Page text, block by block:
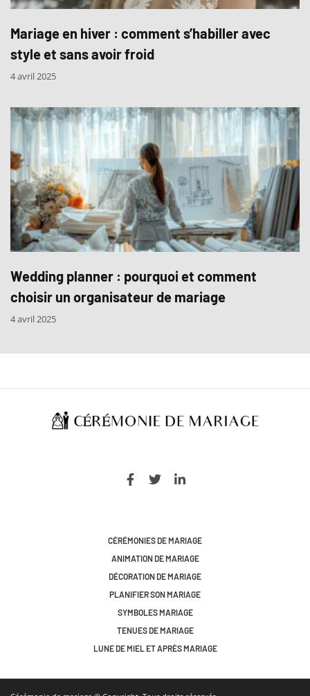
Mariage en hiver : comment s’habiller avec
style et sans avoir froid
4 avril 2025
Wedding planner : pourquoi et comment
choisir un organisateur de mariage
4 avril 2025
CÉRÉMONIES DE MARIAGE
ANIMATION DE MARIAGE
DÉCORATION DE MARIAGE
PLANIFIER SON MARIAGE
SYMBOLES MARIAGE
TENUES DE MARIAGE
LUNE DE MIEL ET APRÈS MARIAGE